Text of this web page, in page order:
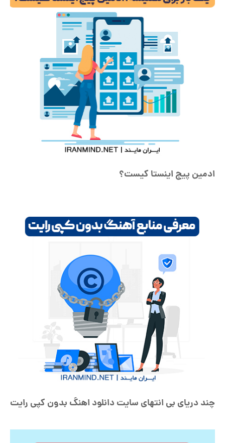
ادمین پیج اینستا کیست؟
چند دریای بی انتهای سایت دانلود اهنگ بدون کپی رایت